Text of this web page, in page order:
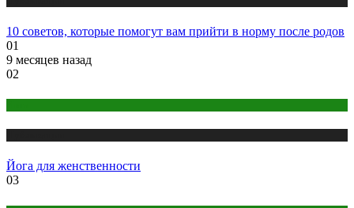
10 советов, которые помогут вам прийти в норму после родов
01
9 месяцев назад
02
Йога для женственности
03